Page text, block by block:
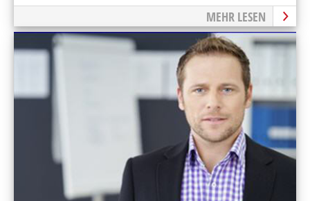
MEHR LESEN